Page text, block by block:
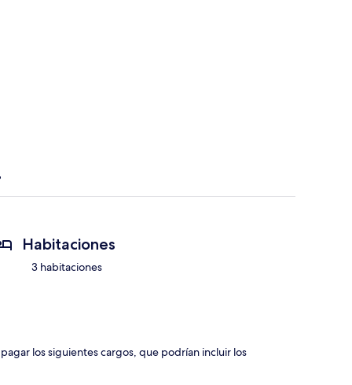
Habitaciones
3 habitaciones
los siguientes cargos, que podrían incluir los